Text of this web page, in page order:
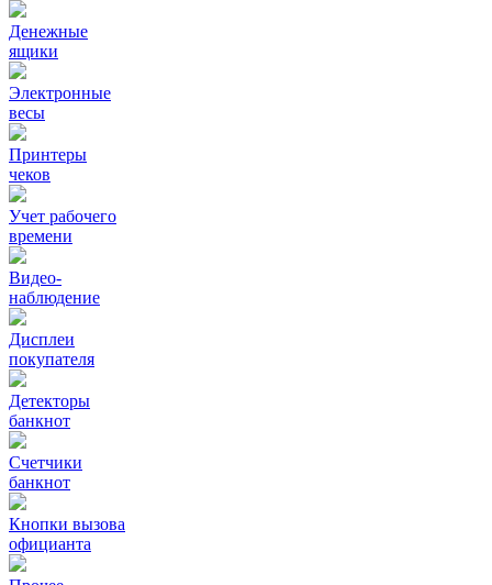
Денежные
ящики
Электронные
весы
Принтеры
чеков
Учет рабочего
времени
Видео‑
наблюдение
Дисплеи
покупателя
Детекторы
банкнот
Счетчики
банкнот
Кнопки вызова
официанта